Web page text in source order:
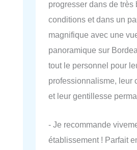
progresser dans de très
conditions et dans un
magnifique avec une
panoramique sur
tout le personnel pour
professionnalisme, leur
et leur gentillesse
- Je recommande
établissement ! Parfait